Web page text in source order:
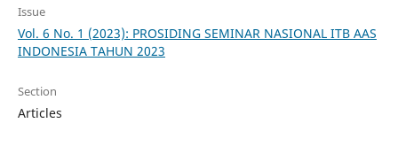
Issue
Vol. 6 No. 1 (2023): PROSIDING SEMINAR NASIONAL ITB AAS
INDONESIA TAHUN 2023
Section
Articles